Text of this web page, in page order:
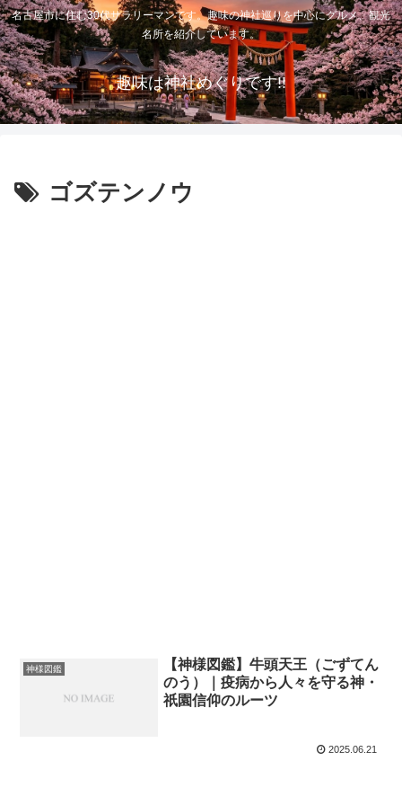
名古屋市に住む30代サラリーマンです。趣味の神社巡りを中心にグルメ、観光
名所を紹介しています。
趣味は神社めぐりです!!
ゴズテンノウ
神様図鑑
【神様図鑑】牛頭天王（ごずてん
のう）｜疫病から人々を守る神・
祇園信仰のルーツ
2025.06.21